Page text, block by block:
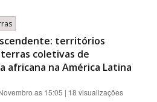
territórios
coletivas de
africana na América Latina
as 15:05 | 18 visualizações